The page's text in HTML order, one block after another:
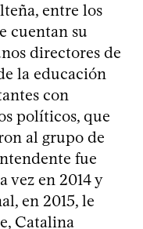
entre los
cuentan su
directores de
la educación
con
políticos, que
al grupo de
fue
vez en 2014 y
en 2015, le
Catalina